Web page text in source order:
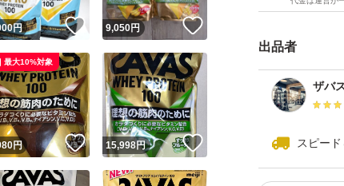
出品者
ザバ
スピー
！
円 いいね！
9,050円
！円 いいね！
最大10%対象
15,998円